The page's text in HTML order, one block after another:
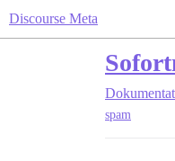
Discourse Meta
spam